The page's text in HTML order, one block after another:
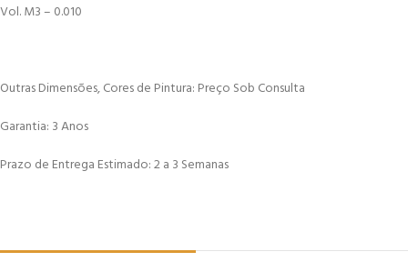
Vol. M3 – 0.010
Outras Dimensões, Cores de Pintura: Preço Sob Consulta
Garantia: 3 Anos
Prazo de Entrega Estimado: 2 a 3 Semanas